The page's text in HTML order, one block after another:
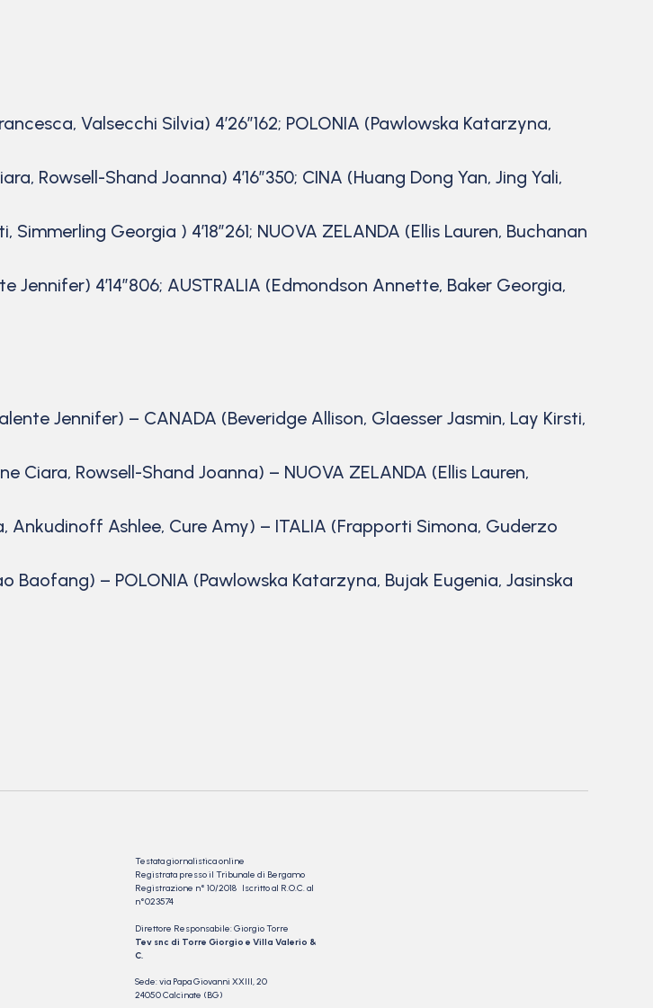
Valsecchi Silvia) 4’26”162; POLONIA (Pawlowska Katarzyna,
Rowsell-Shand Joanna) 4’16”350; CINA (Huang Dong Yan, Jing Yali,
Georgia ) 4’18”261; NUOVA ZELANDA (Ellis Lauren, Buchanan
Jennifer) 4’14”806; AUSTRALIA (Edmondson Annette, Baker Georgia,
Jennifer) – CANADA (Beveridge Allison, Glaesser Jasmin, Lay Kirsti,
Ciara, Rowsell-Shand Joanna) – NUOVA ZELANDA (Ellis Lauren,
Ankudinoff Ashlee, Cure Amy) – ITALIA (Frapporti Simona, Guderzo
Baofang) – POLONIA (Pawlowska Katarzyna, Bujak Eugenia, Jasinska
Testata giornalistica online
Registrata presso il Tribunale di Bergamo
Registrazione n° 10/2018 Iscritto al R.O.C. al
n°023574
Direttore Responsabile: Giorgio Torre
Tev snc di Torre Giorgio e Villa Valerio &
C.
Sede: via Papa Giovanni XXIII, 20
24050 Calcinate (BG)